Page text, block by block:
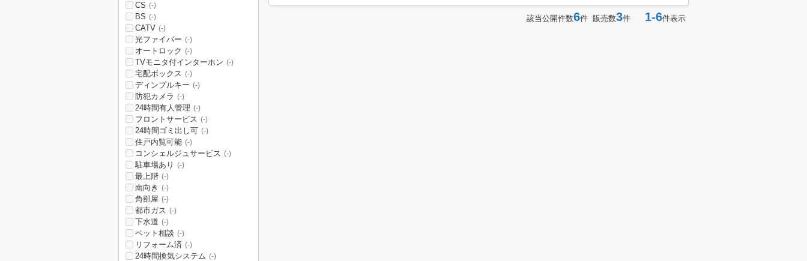
該当公開件数6件 販売数3件 1-6件表示
CS (-)
BS (-)
CATV (-)
光ファイバー (-)
オートロック (-)
TVモニタ付インターホン (-)
宅配ボックス (-)
ディンプルキー (-)
防犯カメラ (-)
24時間有人管理 (-)
フロントサービス (-)
24時間ゴミ出し可 (-)
住戸内覧可能 (-)
コンシェルジュサービス (-)
駐車場あり (-)
最上階 (-)
南向き (-)
角部屋 (-)
都市ガス (-)
下水道 (-)
ペット相談 (-)
リフォーム済 (-)
24時間換気システム (-)